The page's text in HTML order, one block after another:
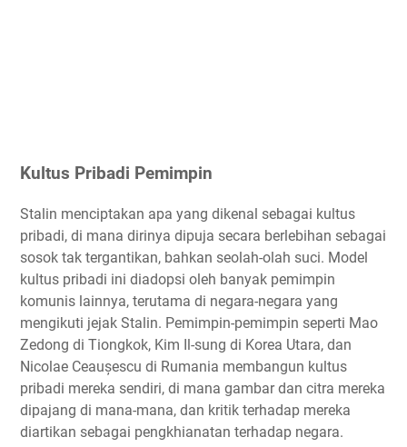
Kultus Pribadi Pemimpin
Stalin menciptakan apa yang dikenal sebagai kultus
pribadi, di mana dirinya dipuja secara berlebihan sebagai
sosok tak tergantikan, bahkan seolah-olah suci. Model
kultus pribadi ini diadopsi oleh banyak pemimpin
komunis lainnya, terutama di negara-negara yang
mengikuti jejak Stalin. Pemimpin-pemimpin seperti Mao
Zedong di Tiongkok, Kim Il-sung di Korea Utara, dan
Nicolae Ceaușescu di Rumania membangun kultus
pribadi mereka sendiri, di mana gambar dan citra mereka
dipajang di mana-mana, dan kritik terhadap mereka
diartikan sebagai pengkhianatan terhadap negara.